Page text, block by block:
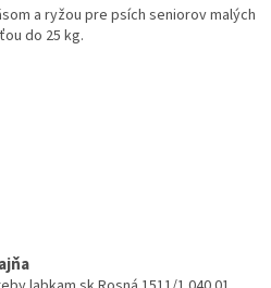
a ryžou pre psích seniorov malých
do 25 kg.